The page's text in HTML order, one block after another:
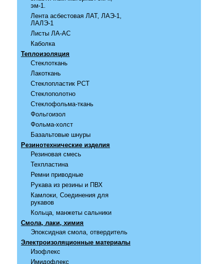
эм-1.
Лента асбестовая ЛАТ, ЛАЭ-1,
ЛАЛЭ-1
Листы ЛА-АС
Каболка
Теплоизоляция
Стеклоткань
Лакоткань
Стеклопластик РСТ
Стеклополотно
Стеклофольма-ткань
Фольгоизол
Фольма-холст
Базальтовые шнуры
Резинотехнические изделия
Резиновая смесь
Техпластина
Ремни приводные
Рукава из резины и ПВХ
Камлоки, Соединения для
рукавов
Кольца, манжеты сальники
Смола, лаки, химия
Эпоксидная смола, отвердитель
Электроизоляционные материалы
Изофлекс
Имидофлекс